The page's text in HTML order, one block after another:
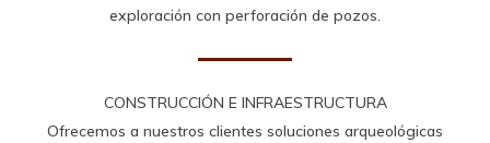
exploración con perforación de pozos.
CONSTRUCCIÓN E INFRAESTRUCTURA
Ofrecemos a nuestros clientes soluciones arqueológicas